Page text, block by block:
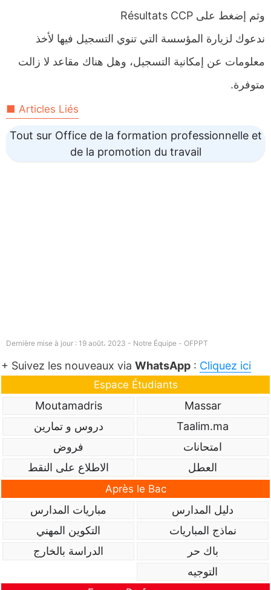
وثم إضغط على Résultats CCP
ندعوك لزيارة المؤسسة التي تنوي التسجيل فيها لأخذ
معلومات عن إمكانية التسجيل، وهل هناك مقاعد لا زالت
متوفرة.
■ Articles Liés
Tout sur Office de la formation professionnelle et
de la promotion du travail
Dernière mise à jour : 19 août، 2023 - Notre Équipe - OFPPT
+ Suivez les nouveaux via WhatsApp : Cliquez ici
Espace Étudiants
Massar
Moutamadris
Taalim.ma
دروس و تمارين
امتحانات
فروض
العطل
الاطلاع على النقط
Après le Bac
دليل المدارس
مباريات المدارس
نماذج المباريات
التكوين المهني
باك حر
الدراسة بالخارج
التوجيه